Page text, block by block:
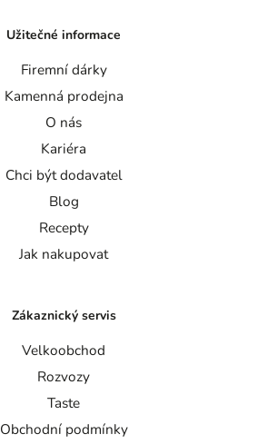
Užitečné informace
Firemní dárky
Kamenná prodejna
O nás
Kariéra
Chci být dodavatel
Blog
Recepty
Jak nakupovat
Zákaznický servis
Velkoobchod
Rozvozy
Taste
Obchodní podmínky